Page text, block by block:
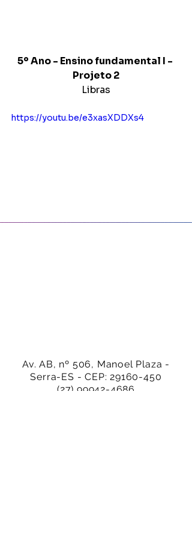
5º Ano - Ensino fundamental I -
Projeto 2
Libras
https://youtu.be/e3xasXDDXs4
Av. AB, nº 506, Manoel Plaza -
Serra-ES - CEP: 29160-450
(27) 99942-4686